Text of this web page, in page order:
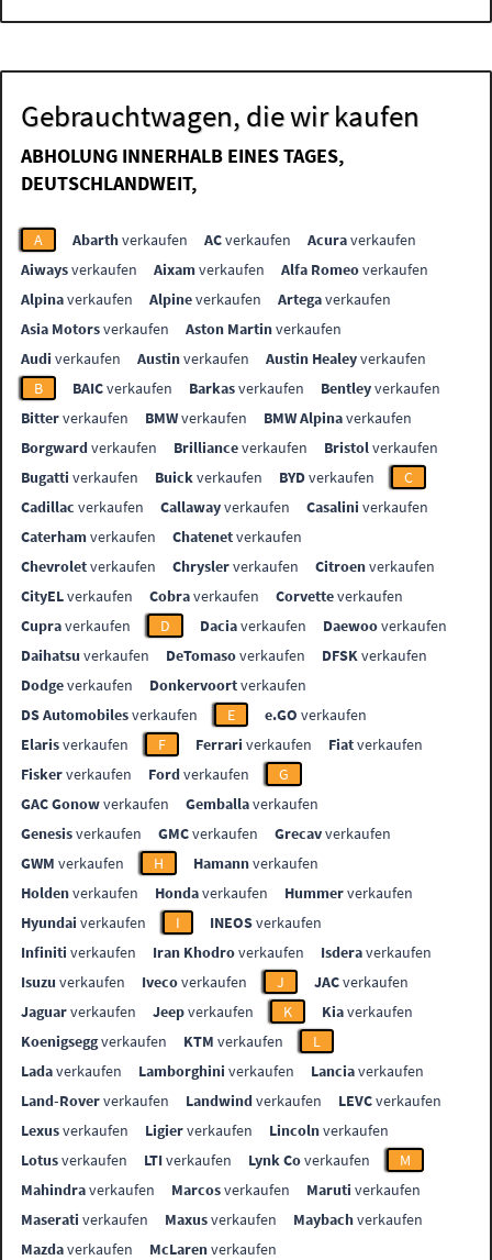
Gebrauchtwagen, die wir kaufen
ABHOLUNG INNERHALB EINES TAGES,
DEUTSCHLANDWEIT,
A Abarthverkaufen ACverkaufen Acuraverkaufen
Aiwaysverkaufen Aixamverkaufen Alfa Romeoverkaufen
Alpinaverkaufen Alpineverkaufen Artegaverkaufen
Asia Motorsverkaufen Aston Martinverkaufen
Audi verkaufen Austinverkaufen Austin Healeyverkaufen
B
BAICverkaufen Barkasverkaufen Bentleyverkaufen
Bitterverkaufen BMWverkaufen BMW Alpinaverkaufen
Borgwardverkaufen Brillianceverkaufen Bristolverkaufen
Bugatti verkaufen Buickverkaufen BYDverkaufen
C
Cadillac verkaufen Callawayverkaufen Casalini verkaufen
Caterhamverkaufen Chatenetverkaufen
Chevroletverkaufen Chryslerverkaufen Citroenverkaufen
CityELverkaufen Cobraverkaufen Corvetteverkaufen
Cupraverkaufen D Daciaverkaufen Daewooverkaufen
Daihatsu verkaufen DeTomasoverkaufen DFSKverkaufen
Dodgeverkaufen Donkervoortverkaufen
DS Automobilesverkaufen E e.GO verkaufen
Elarisverkaufen F Ferrari verkaufen Fiatverkaufen
Fiskerverkaufen Fordverkaufen
G
GAC Gonowverkaufen Gemballaverkaufen
Genesisverkaufen GMCverkaufen Grecavverkaufen
GWM verkaufen H Hamannverkaufen
Holdenverkaufen Hondaverkaufen Hummerverkaufen
Hyundai verkaufen I INEOSverkaufen
Infiniti verkaufen Iran Khodroverkaufen Isderaverkaufen
Isuzu verkaufen Ivecoverkaufen J JACverkaufen
Jaguarverkaufen Jeepverkaufen K Kiaverkaufen
Koenigseggverkaufen KTM verkaufen
L
Ladaverkaufen Lamborghini verkaufen Lanciaverkaufen
Land-Roververkaufen Landwindverkaufen LEVCverkaufen
Lexusverkaufen Ligierverkaufen Lincolnverkaufen
Lotusverkaufen LTIverkaufen Lynk Coverkaufen
M
Mahindraverkaufen Marcosverkaufen Maruti verkaufen
Maserati verkaufen Maxusverkaufen Maybachverkaufen
Mazdaverkaufen McLarenverkaufen